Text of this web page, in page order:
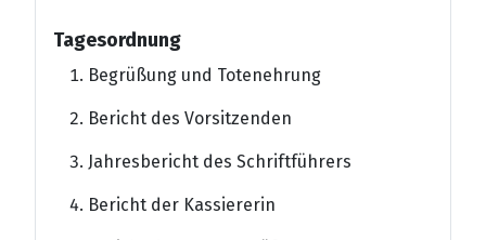
Tagesordnung
Begrüßung und Totenehrung
Bericht des Vorsitzenden
Jahresbericht des Schriftführers
Bericht der Kassiererin